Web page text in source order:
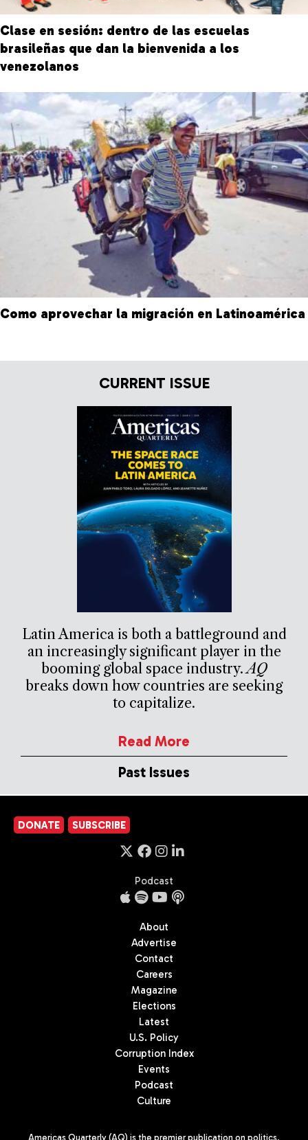
Clase en sesión: dentro de las escuelas
brasileñas que dan la bienvenida a los
venezolanos
Como aprovechar la migración en Latinoamérica
CURRENT ISSUE
Latin America is both a battleground and
an increasingly significant player in the
booming global space industry.AQ
breaks down how countries are seeking
to capitalize.
Read More
Past Issues
DONATE SUBSCRIBE
Podcast
About
Advertise
Contact
Careers
Magazine
Elections
Latest
U.S. Policy
Corruption Index
Events
Podcast
Culture
Americas Quarterly (AQ) is the premier publication on politics,